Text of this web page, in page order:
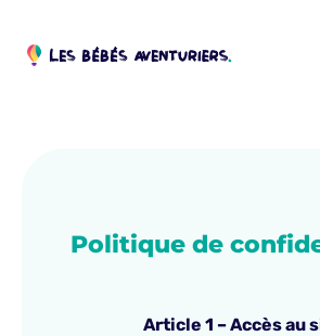
Politique de
Article 1 – Accès au